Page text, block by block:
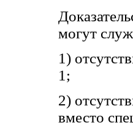
могут
1)
1;
2)
вместо